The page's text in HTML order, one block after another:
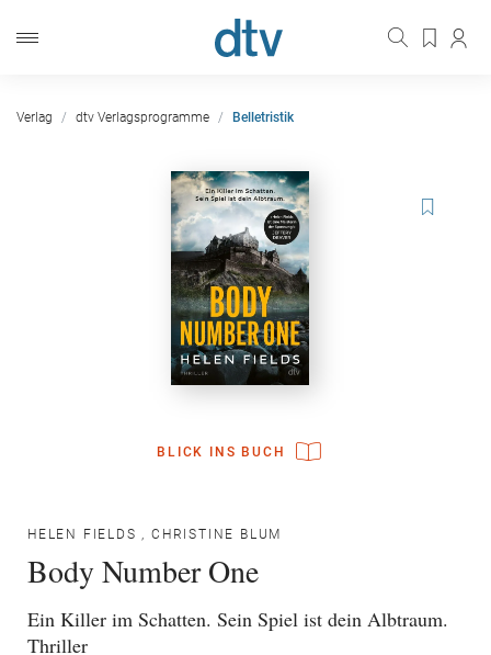
Verlag dtv Verlagsprogramme Belletristik
BLICK INS BUCH
HELEN FIELDS ,CHRISTINE BLUM
Body Number One
Ein Killer im Schatten. Sein Spiel ist dein Albtraum.
Thriller